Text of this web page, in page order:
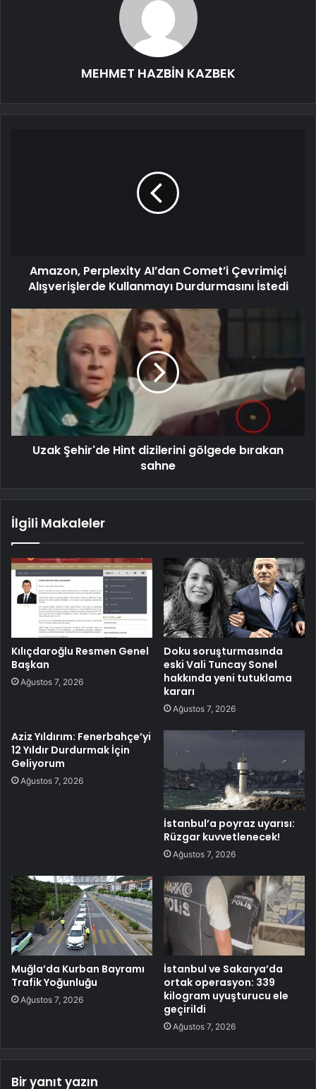
MEHMET HAZBİN KAZBEK
Amazon, Perplexity AI’dan Comet’i Çevrimiçi
Alışverişlerde Kullanmayı Durdurmasını İstedi
Uzak Şehir'de Hint dizilerini gölgede bırakan
sahne
İlgili Makaleler
Kılıçdaroğlu Resmen Genel
Başkan
Ağustos 7, 2026
Doku soruşturmasında
eski Vali Tuncay Sonel
hakkında yeni tutuklama
kararı
Ağustos 7, 2026
Aziz Yıldırım: Fenerbahçe’yi
12 Yıldır Durdurmak İçin
Geliyorum
Ağustos 7, 2026
İstanbul’a poyraz uyarısı:
Rüzgar kuvvetlenecek!
Ağustos 7, 2026
Muğla’da Kurban Bayramı
Trafik Yoğunluğu
Ağustos 7, 2026
İstanbul ve Sakarya’da
ortak operasyon: 339
kilogram uyuşturucu ele
geçirildi
Ağustos 7, 2026
Bir yanıt yazın